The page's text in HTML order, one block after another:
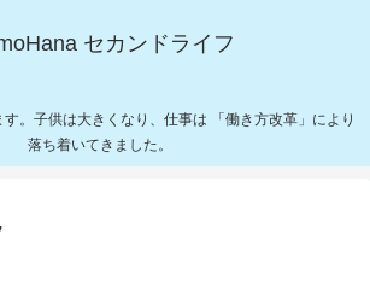
セカンドライフ
。子供は大きくなり、仕事は 「働き方改革」により
落ち着いてきました。